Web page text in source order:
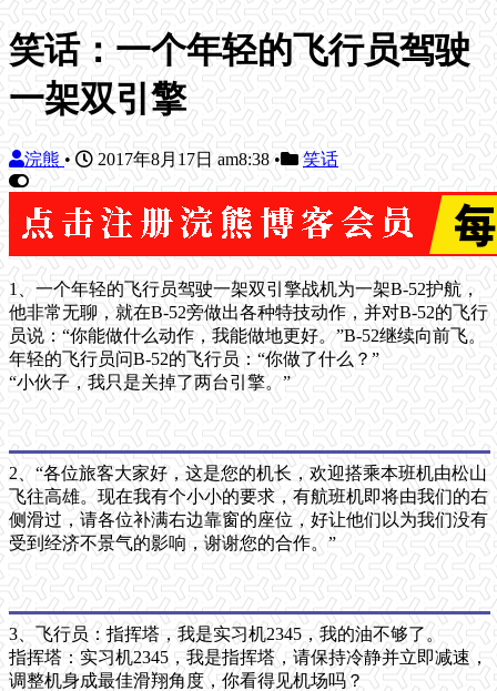
笑话：一个年轻的飞行员驾驶
一架双引擎
浣熊 • 2017年8月17日 am8:38• 笑话
1、一个年轻的飞行员驾驶一架双引擎战机为一架B-52护航，
他非常无聊，就在B-52旁做出各种特技动作，并对B-52的飞行
员说：“你能做什么动作，我能做地更好。”B-52继续向前飞。
年轻的飞行员问B-52的飞行员：“你做了什么？”
“小伙子，我只是关掉了两台引擎。”
2、“各位旅客大家好，这是您的机长，欢迎搭乘本班机由松山
飞往高雄。现在我有个小小的要求，有航班机即将由我们的右
侧滑过，请各位补满右边靠窗的座位，好让他们以为我们没有
受到经济不景气的影响，谢谢您的合作。”
3、飞行员：指挥塔，我是实习机2345，我的油不够了。
指挥塔：实习机2345，我是指挥塔，请保持冷静并立即减速，
调整机身成最佳滑翔角度，你看得见机场吗？